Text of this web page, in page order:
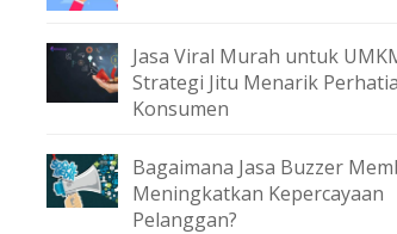
Jasa Viral Murah untuk
Strategi Jitu Menarik
Konsumen
Bagaimana Jasa Buzzer
Meningkatkan Kepercayaan
Pelanggan?